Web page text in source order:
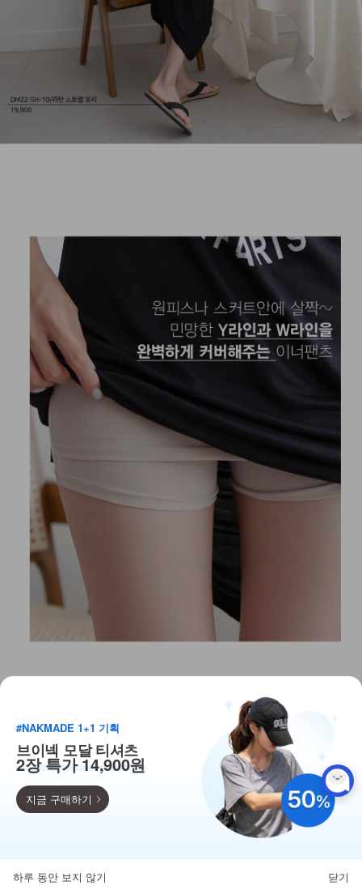
득템찬스
#NAKMADE 1+1 기획
브이넥 모달 티셔츠
2장 특가 14,900원
지금 구매하기
하루 동안 보지 않기 닫기
뒤로가기 카테고리 마이페이지